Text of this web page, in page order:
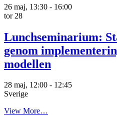
26 maj, 13:30 - 16:00
tor 28
Lunchseminarium:
genom
modellen
28 maj, 12:00 - 12:45
Sverige
View More…